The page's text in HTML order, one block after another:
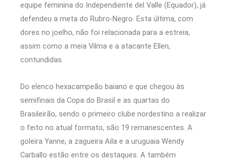
equipe feminina do Independiente del Valle (Equador), já
defendeu a meta do Rubro-Negro. Esta última, com
dores no joelho, não foi relacionada para a estreia,
assim como a meia Vilma e a atacante Ellen,
contundidas.
Do elenco hexacampeão baiano e que chegou às
semifinais da Copa do Brasil e as quartas do
Brasileirão, sendo o primeiro clube nordestino a realizar
o feito no atual formato, são 19 remanescentes. A
goleira Yanne, a zagueira Aila e a uruguaia Wendy
Carballo estão entre os destaques. A também